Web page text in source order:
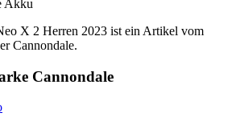
Akku
X 2 Herren 2023 ist ein Artikel vom
Cannondale.
Cannondale